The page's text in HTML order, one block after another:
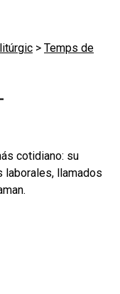
> Temps de
cotidiano: su
laborales, llamados